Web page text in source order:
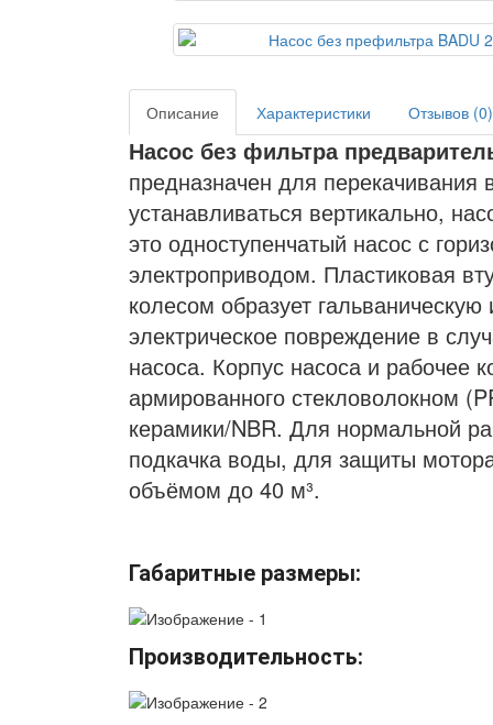
Описание Характеристики Отзывов (0)
Насос без фильтра
предназначен для
устанавливаться вертикально,
это одноступенчатый насос с
электроприводом. Пластиковая
колесом образует
электрическое повреждение в
насоса. Корпус насоса и рабочее
армированного стекловолокном
керамики/NBR. Для нормальной
подкачка воды, для защиты
объёмом до 40 м³.
Габаритные размеры:
Производительность: